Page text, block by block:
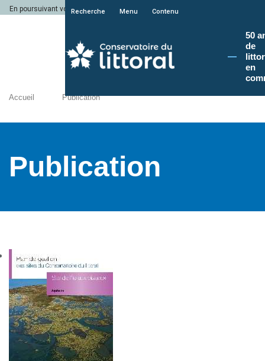
En poursuivant votre navigation sur le site du Conservatoire du littoral, vous
Recherche Menu Contenu
50
de
en
Accueil Publication
Publication